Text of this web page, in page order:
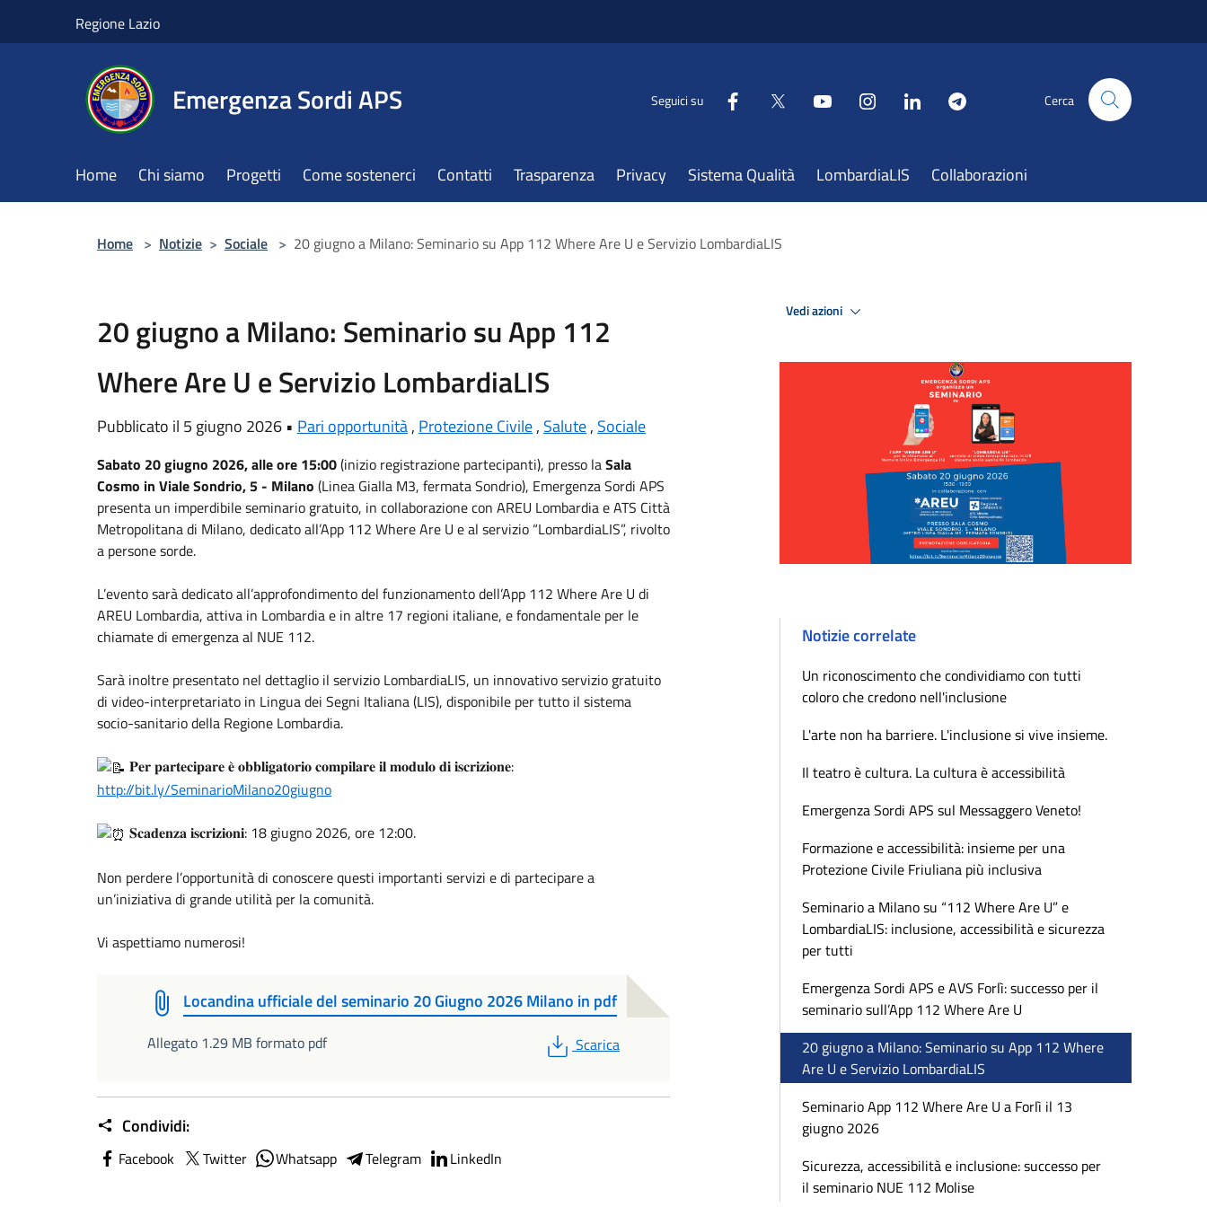
Regione Lazio
Emergenza Sordi APS Seguici su Cerca
Home Chi siamo Progetti Come sostenerci Contatti Trasparenza Privacy Sistema Qualità LombardiaLIS Collaborazioni
Home > Notizie > Sociale > 20 giugno a Milano: Seminario su App 112 Where Are U e Servizio LombardiaLIS
20 giugno a Milano: Seminario su App 112
Where Are U e Servizio LombardiaLIS
Pubblicato il 5 giugno 2026 • Pari opportunità, Protezione Civile, Salute, Sociale
Sabato 20 giugno 2026, alle ore 15:00(inizio registrazione partecipanti), presso laSala
Cosmo in Viale Sondrio, 5 - Milano (Linea Gialla M3, fermata Sondrio), Emergenza Sordi APS
presenta un imperdibile seminario gratuito, in collaborazione con AREU LombardiaeATS Città
Metropolitana di Milano, dedicato all’App 112 Where Are U e al servizio “LombardiaLIS”, rivolto
a persone sorde.
L’evento sarà dedicato all’approfondimento del funzionamento dell’App 112 Where Are U di
AREU Lombardia, attiva in Lombardia e in altre 17 regioni italiane, e fondamentale per le
chiamate di emergenza al NUE 112.
Sarà inoltre presentato nel dettaglio il servizio LombardiaLIS, un innovativo servizio gratuito
di video-interpretariato in Lingua dei Segni Italiana (LIS), disponibile per tutto il sistema
socio-sanitario della Regione Lombardia.
𝐏𝐞𝐫 𝐩𝐚𝐫𝐭𝐞𝐜𝐢𝐩𝐚𝐫𝐞 𝐞̀ 𝐨𝐛𝐛𝐥𝐢𝐠𝐚𝐭𝐨𝐫𝐢𝐨 𝐜𝐨𝐦𝐩𝐢𝐥𝐚𝐫𝐞 𝐢𝐥 𝐦𝐨𝐝𝐮𝐥𝐨 𝐝𝐢 𝐢𝐬𝐜𝐫𝐢𝐳𝐢𝐨𝐧𝐞:
http://bit.ly/SeminarioMilano20giugno
𝐒𝐜𝐚𝐝𝐞𝐧𝐳𝐚 𝐢𝐬𝐜𝐫𝐢𝐳𝐢𝐨𝐧𝐢: 18 giugno 2026, ore 12:00.
Non perdere l’opportunità di conoscere questi importanti servizi e di partecipare a
un’iniziativa di grande utilità per la comunità.
Vi aspettiamo numerosi!
Locandina ufficiale del seminario 20 Giugno 2026 Milano in pdf
Allegato 1.29 MB formato pdf PDF
Scarica
Condividi:
Facebook Twitter Whatsapp Telegram LinkedIn
Vedi azioni
Notizie correlate
Un riconoscimento che condividiamo con tutti
coloro che credono nell'inclusione
L'arte non ha barriere. L'inclusione si vive insieme.
Il teatro è cultura. La cultura è accessibilità
Emergenza Sordi APS sul Messaggero Veneto!
Formazione e accessibilità: insieme per una
Protezione Civile Friuliana più inclusiva
Seminario a Milano su “112 Where Are U” e
LombardiaLIS: inclusione, accessibilità e sicurezza
per tutti
Emergenza Sordi APS e AVS Forlì: successo per il
seminario sull’App 112 Where Are U
20 giugno a Milano: Seminario su App 112 Where
Are U e Servizio LombardiaLIS
Seminario App 112 Where Are U a Forlì il 13
giugno 2026
Sicurezza, accessibilità e inclusione: successo per
il seminario NUE 112 Molise